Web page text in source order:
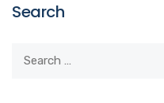
Search